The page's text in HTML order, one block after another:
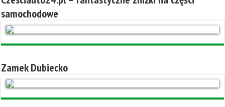
samochodowe
Zamek Dubiecko